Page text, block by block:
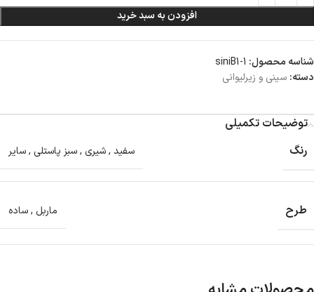
افزودن به سبد خرید
شناسه محصول: siniB1-1
دسته: سینی و زیرلیوانی
توضیحات تکمیلی
رنگ
سفید ,شیری ,سبز پاستلی ,سایر
طرح ماربل ,ساده